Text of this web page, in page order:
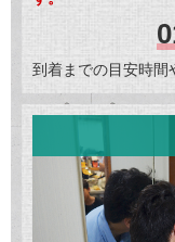
到着までの目安時間